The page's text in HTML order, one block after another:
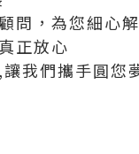
問，為您細心
正放心
我們攜手圓您